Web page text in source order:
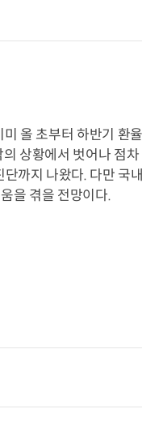
올 초부터 하반기 환
상황에서 벗어나 점차
까지 나왔다. 다만 국
을 겪을 전망이다.